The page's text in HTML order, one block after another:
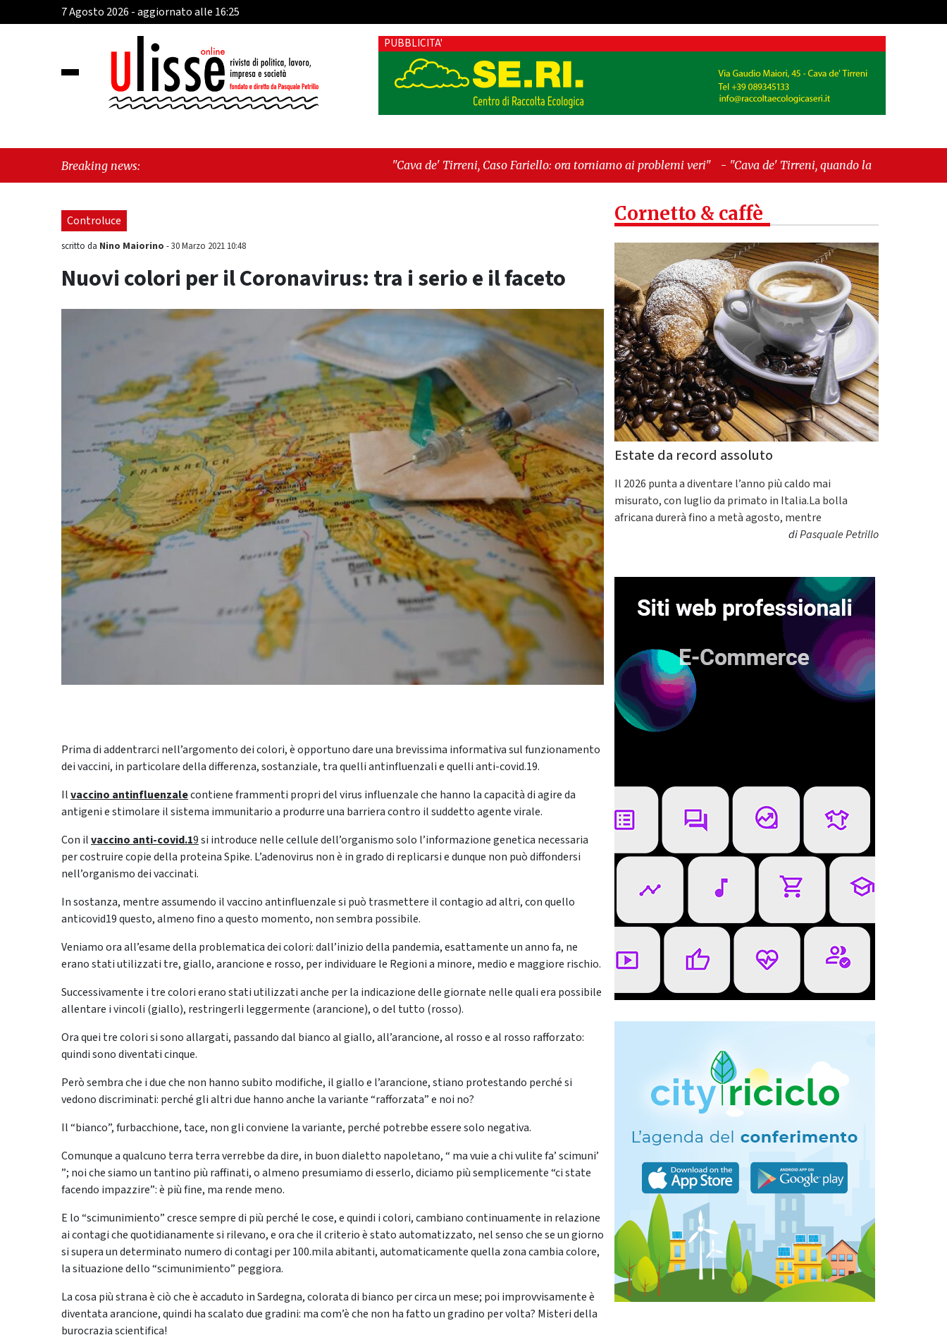
7 Agosto 2026 - aggiornato alle 16:25
PUBBLICITA'
Breaking news: "Cava de' Tirreni, Caso Fariello: ora torniamo ai problemi veri" -"Cava de' Tirreni, quando la burocrazia dimentica
perché esiste"
Controluce
scritto da Nino Maiorino -30 Marzo 2021 10:48
Nuovi colori per il Coronavirus: tra i serio e il faceto
Prima di addentrarci nell’argomento dei colori, è opportuno dare una brevissima informativa sul funzionamento
dei vaccini, in particolare della differenza, sostanziale, tra quelli antinfluenzali e quelli anti-covid.19.
Ilvaccino antinfluenzalecontiene frammenti propri del virus influenzale che hanno la capacità di agire da
antigeni e stimolare il sistema immunitario a produrre una barriera contro il suddetto agente virale.
Con ilvaccino anti-covid.19si introduce nelle cellule dell’organismo solo l’informazione genetica necessaria
per costruire copie della proteina Spike. L’adenovirus non è in grado di replicarsi e dunque non può diffondersi
nell’organismo dei vaccinati.
In sostanza, mentre assumendo il vaccino antinfluenzale si può trasmettere il contagio ad altri, con quello
anticovid19 questo, almeno fino a questo momento, non sembra possibile.
Veniamo ora all’esame della problematica dei colori: dall’inizio della pandemia, esattamente un anno fa, ne
erano stati utilizzati tre, giallo, arancione e rosso, per individuare le Regioni a minore, medio e maggiore rischio.
Successivamente i tre colori erano stati utilizzati anche per la indicazione delle giornate nelle quali era possibile
allentare i vincoli (giallo), restringerli leggermente (arancione), o del tutto (rosso).
Ora quei tre colori si sono allargati, passando dal bianco al giallo, all’arancione, al rosso e al rosso rafforzato:
quindi sono diventati cinque.
Però sembra che i due che non hanno subito modifiche, il giallo e l’arancione, stiano protestando perché si
vedono discriminati: perché gli altri due hanno anche la variante “rafforzata” e noi no?
Il “bianco”, furbacchione, tace, non gli conviene la variante, perché potrebbe essere solo negativa.
Comunque a qualcuno terra terra verrebbe da dire, in buon dialetto napoletano, “ ma vuie a chi vulite fa’ scimuni’
”; noi che siamo un tantino più raffinati, o almeno presumiamo di esserlo, diciamo più semplicemente “ci state
facendo impazzire”: è più fine, ma rende meno.
E lo “scimunimiento” cresce sempre di più perché le cose, e quindi i colori, cambiano continuamente in relazione
ai contagi che quotidianamente si rilevano, e ora che il criterio è stato automatizzato, nel senso che se un giorno
si supera un determinato numero di contagi per 100.mila abitanti, automaticamente quella zona cambia colore,
la situazione dello “scimunimiento” peggiora.
La cosa più strana è ciò che è accaduto in Sardegna, colorata di bianco per circa un mese; poi improvvisamente è
diventata arancione, quindi ha scalato due gradini: ma com’è che non ha fatto un gradino per volta? Misteri della
burocrazia scientifica!
Cornetto & caffè
Estate da record assoluto
Il 2026 punta a diventare l’anno più caldo mai
misurato, con luglio da primato in Italia.La bolla
africana durerà fino a metà agosto, mentre
diPasquale Petrillo